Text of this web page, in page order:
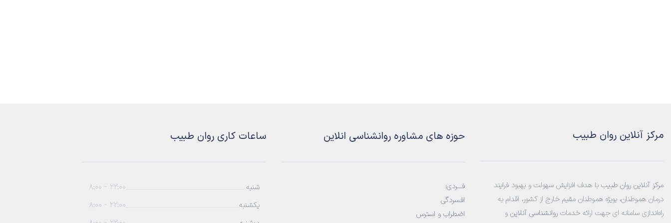
مرکز آنلاین روان طبیب
مرکز آنلاین روان طبیب با هدف افزایش سهولت و بهبود فرایند
درمان هموطنان، بویژه هموطنان مقیم خارج از کشور، اقدام به
راه‌اندازی سامانه‌ ای جهت ارائه خدمات روانشناسی آنلاین و
حوزه های مشاوره روانشناسی انلاین
فـــردی:
افسردگی
اضطراب و استرس
ساعات کاری روان طبیب
شنبه 22:00 - 8:00
یکشنبه 22:00 - 8:00